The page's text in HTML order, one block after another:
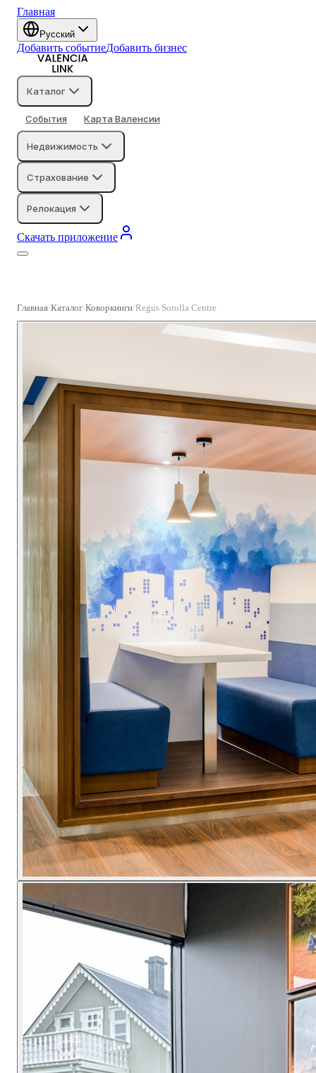
Главная
Русский
Добавить событиеДобавить бизнес
Каталог
События Карта Валенсии
Недвижимость
Страхование
Релокация
Скачать приложение
Главная Каталог Коворкинги Regus Sorolla Centre